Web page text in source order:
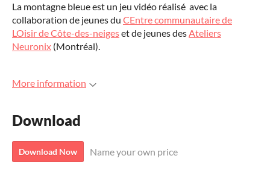
La montagne bleue est un jeu vidéo réalisé avec la
collaboration de jeunes du CEntre communautaire de
LOisir de Côte-des-neigeset de jeunes desAteliers
Neuronix (Montréal).
More information
Download
Download Now Name your own price